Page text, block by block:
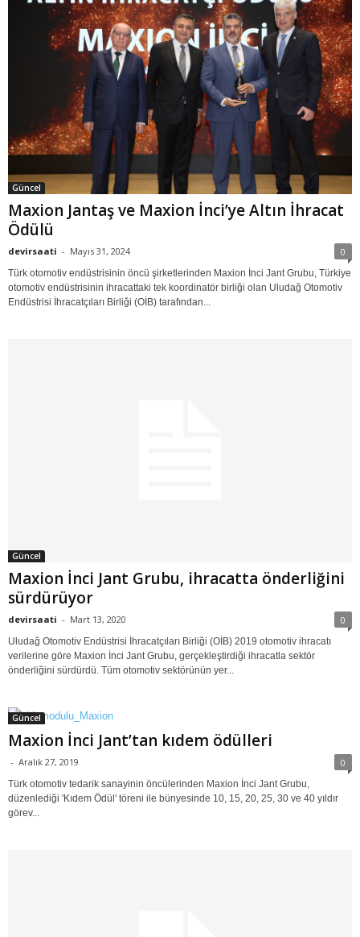
Güncel
Maxion Jantaş ve Maxion İnci’ye Altın İhracat
Ödülü
devirsaati - Mayıs 31, 2024 0
Türk otomotiv endüstrisinin öncü şirketlerinden Maxion İnci Jant Grubu, Türkiye
otomotiv endüstrisinin ihracattaki tek koordinatör birliği olan Uludağ Otomotiv
Endüstrisi İhracatçıları Birliği (OİB) tarafından...
Güncel
Maxion İnci Jant Grubu, ihracatta önderliğini
sürdürüyor
devirsaati - Mart 13, 2020 0
Uludağ Otomotiv Endüstrisi İhracatçıları Birliği (OİB) 2019 otomotiv ihracatı
verilerine göre Maxion İnci Jant Grubu, gerçekleştirdiği ihracatla sektör
önderliğini sürdürdü. Tüm otomotiv sektörünün yer...
Güncel
Maxion İnci Jant’tan kıdem ödülleri
- Aralık 27, 2019 0
Türk otomotiv tedarik sanayinin öncülerinden Maxion İnci Jant Grubu,
düzenlediği 'Kıdem Ödül' töreni ile bünyesinde 10, 15, 20, 25, 30 ve 40 yıldır
görev...